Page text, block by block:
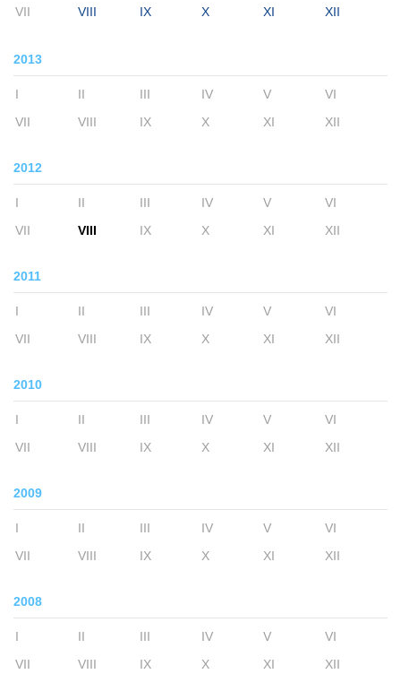
VII VIII IX X XI XII
2013
I II III IV V
VI
VII
VIII IX X XI XII
2012
I II III IV V
VI
VII
VIII IX X XI XII
2011
I II III IV V
VI
VII
VIII IX X XI XII
2010
I II III IV V
VI
VII
VIII IX X XI XII
2009
I II III IV V
VI
VII
VIII IX X XI XII
2008
I II III IV V
VI
VII
VIII IX X XI XII